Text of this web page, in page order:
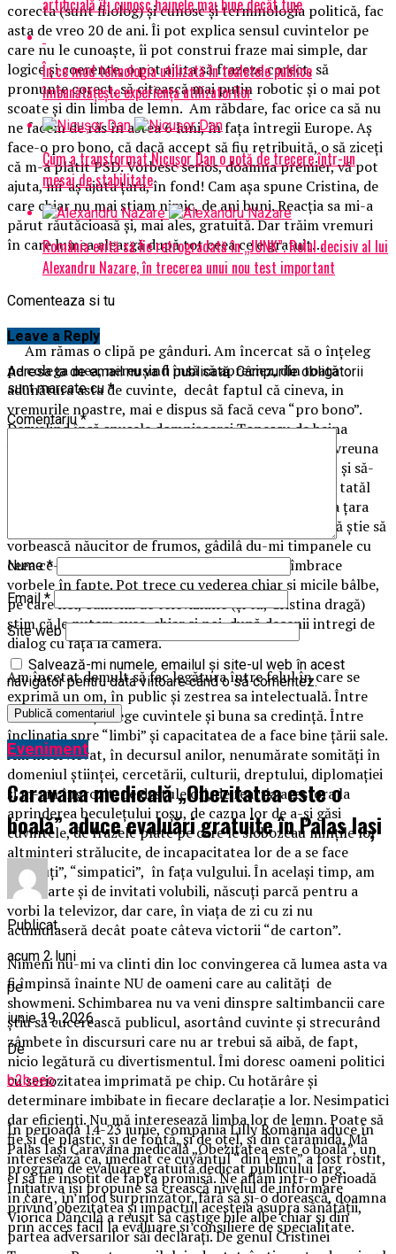
corecta (sunt filolog) şi cunosc şi terminologia politică, fac
asta de vreo 20 de ani. Îi pot explica sensul cuvintelor pe
care nu le cunoaşte, îi pot construi fraze mai simple, dar
logice şi coerente, o pot ajuta să frazeze corect, să
pronunţe corect, să citească mai puţin robotic şi o mai pot
scoate şi din limba de lemn. Am răbdare, fac orice ca să nu
ne facem de râs în astea 6 luni, în faţa întregii Europe. Aş
face-o pro bono, că dacă accept să fiu retribuită, o să ziceţi
că m-a plătit PSD. Vorbesc serios, doamna premier, vă pot
ajuta, mi-aş ajuta ţara, în fond! Cam aşa spune Cristina, de
care chiar nu mai ştiam nimic, de ani buni. Reacţia sa mi-a
părut răutăcioasă şi, mai ales, gratuită. Dar trăim vremuri
în care lumea aleargă după tot ceea ce e gratuit…
Am rămas o clipă pe gânduri. Am încercat să o înţeleg
pe colega mea, nereuşind însă să apreciez, din toată
adunătura asta de cuvinte, decât faptul că cineva, in
vremurile noastre, mai e dispus să facă ceva “pro bono”.
Dezvelind însă spusele domnişoarei Țopescu de haina
veninoasei ironii, m-am căznit în zadar să rimez cu vreuna
din spusele sale….N-am reuşit decât să mă întristez şi să-
mi găsesc alinare în fapltul că, plecat prea departe, tatăl
său nu va fi atins de aceste inepţii. Personal, visez ca ţara
asta să fie condusă de politicieni care nu neapărat să ştie să
vorbească năucitor de frumos, gâdilâ du-mi timpanele cu
ceea ce-mi doresc să aud, cât mai ales să-şi îmbrace
vorbele în fapte. Pot trece cu vederea chiar si micile bâlbe,
pe care noi, oamenii de televiziune (şi tu, Cristina dragă)
ştim că le putem avea, chiar şi noi, după decenii intregi de
dialog cu faţa la cameră.
Am încetat demult să fac legătura între felul în care se
exprimă un om, în public şi zestrea sa intelectuală. Între
felul în care îşi alege cuvintele şi buna sa credinţă. Între
înclinaţia spre “limbi” şi capacitatea de a face bine ţării sale.
Am intervievat, în decursul anilor, nenumărate somităţi în
domeniul ştiinţei, cercetării, culturii, dreptului, diplomaţiei
şi m-am îngrozit, de destule ori, de reacţia acestora la
aprinderea beculeţului roşu, de cazna lor de a-şi găsi
cuvintele, de frazele plate pe care le slobozeau minţile lor
altminteri strălucite, de incapacitatea lor de a se face
“plăcuţi”, “simpatici”, în faţa vulgului. În acelaşi timp, am
avut parte şi de invitati volubili, născuţi parcă pentru a
vorbi la televizor, dar care, în viaţa de zi cu zi nu
acumulaseră decât poate câteva victorii “de carton”.
Nimeni nu-mi va clinti din loc convingerea că lumea asta va
fi împinsă înainte NU de oameni care au calităţi de
showmeni. Schimbarea nu va veni dinspre saltimbancii care
ştiu să cucerească publicul, asortând cuvinte şi strecurând
zâmbete în discursuri care nu ar trebui să aibă, de fapt,
nicio legătură cu divertismentul. Îmi doresc oameni politici
cu seriozitatea imprimată pe chip. Cu hotărâre şi
determinare imbibate in fiecare declaraţie a lor. Nesimpatici
dar eficienţi. Nu mă interesează limba lor de lemn. Poate să
fie şi de plastic, şi de fontă, şi de oţel, şi din cărămidă. Mă
interesează ca, imediat ce cuvântul “din lemn” a fost rostit,
el să fie însoţit de fapta promisă. Ne aflăm intr-o perioadă
în care , în mod surprinzător, fără să şi-o dorească, doamna
Viorica Dăncilă a reuşit să câştige bile albe chiar şi din
partea adversarilor săi declaraţi. De genul Cristinei
În ce mod tehnologia utilizată în toaletele publice
îmbunătățește experiența utilizatorilor
Cum a transformat Nicușor Dan o notă de trecere într-un
mesaj de stabilitate
România evită să fie retrogradată în „JUNK”. Rolul decisiv al lui
Alexandru Nazare, în trecerea unui nou test important
Comenteaza si tu
Leave a Reply
Adresa ta de email nu va fi publicată. Câmpurile obligatorii
sunt marcate cu *
Comentariu*
Nume*
Email*
Site web
Salvează-mi numele, emailul și site-ul web în acest
navigator pentru data viitoare când o să comentez.
Eveniment
Caravana medicală „Obezitatea este o
boală” aduce evaluări gratuite în Palas Iași
Publicat
acum 2 luni
pe
iunie 19, 2026
De
b2bseo
În perioada 14-23 iunie, compania Lilly România aduce în
Palas Iași Caravana medicală „Obezitatea este o boală”, un
program de evaluare gratuită dedicat publicului larg.
Inițiativa își propune să crească nivelul de informare
privind obezitatea și impactul acesteia asupra sănătății,
prin acces facil la evaluare și consiliere de specialitate.